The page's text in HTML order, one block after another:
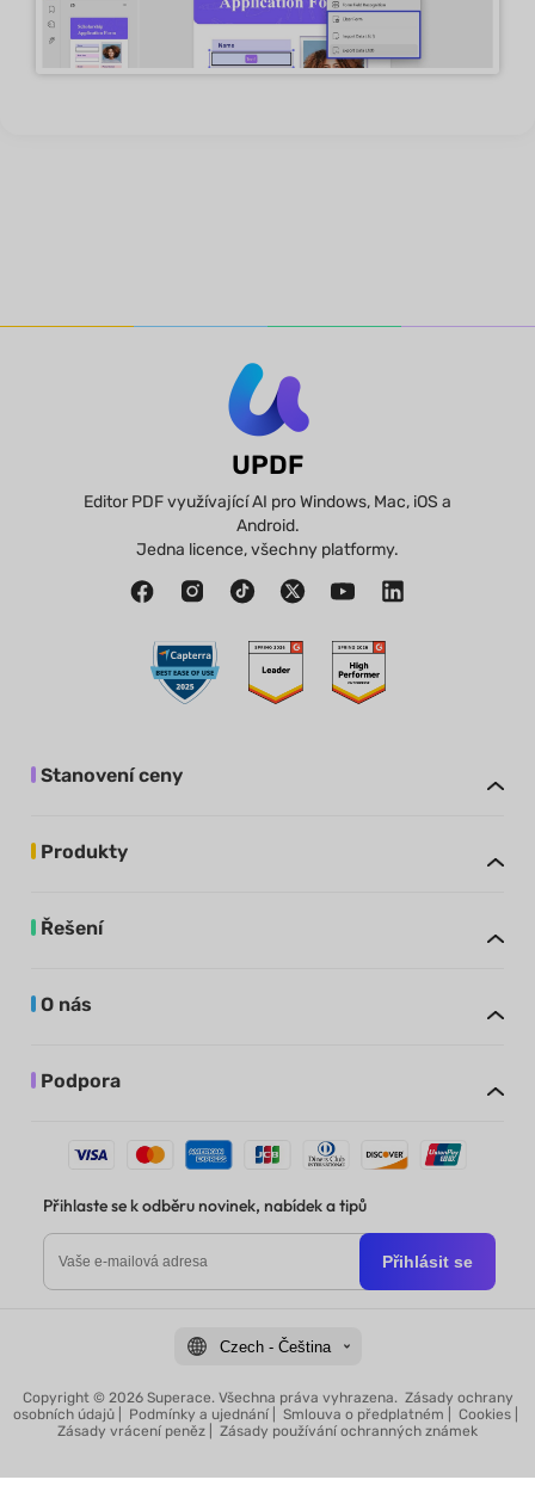
UPDF
Editor PDF využívající AI pro Windows, Mac, iOS a
Android.
Jedna licence, všechny platformy.
Stanovení ceny
Produkty
Řešení
O nás
Podpora
Přihlaste se k odběru novinek, nabídek a tipů
Přihlásit se
Czech - Čeština
Copyright © 2026 Superace. Všechna práva vyhrazena. Zásady ochrany
osobních údajů
Podmínky a ujednání Smlouva o předplatném Cookies
Zásady vrácení peněz
Zásady používání ochranných známek